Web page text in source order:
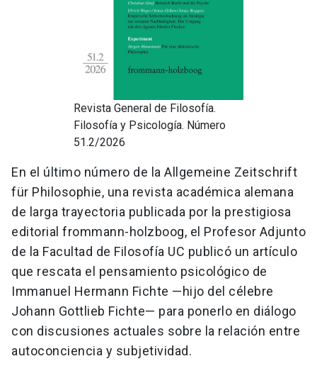
Revista General de Filosofía.
Filosofía y Psicología. Número
51.2/2026
En el último número de la Allgemeine Zeitschrift
für Philosophie, una revista académica alemana
de larga trayectoria publicada por la prestigiosa
editorial frommann-holzboog, el Profesor Adjunto
de la Facultad de Filosofía UC publicó un artículo
que rescata el pensamiento psicológico de
Immanuel Hermann Fichte —hijo del célebre
Johann Gottlieb Fichte— para ponerlo en diálogo
con discusiones actuales sobre la relación entre
autoconciencia y subjetividad.